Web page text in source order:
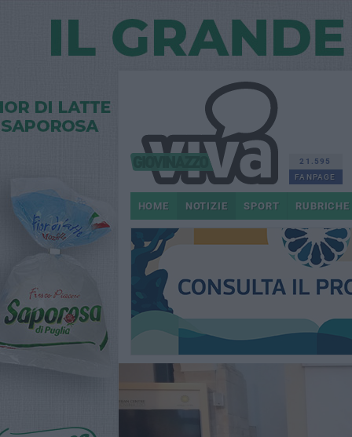
21.595
FANPAGE
HOME NOTIZIE SPORT RUBRICHE